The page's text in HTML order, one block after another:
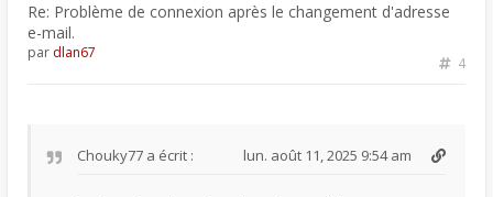
Re: Problème de connexion après le changement d'adresse
e-mail.
4
par dlan67
Chouky77 a écrit : lun. août 11, 2025 9:54 am